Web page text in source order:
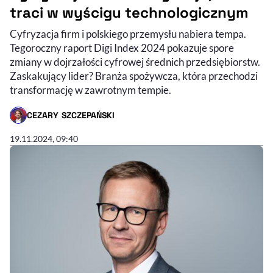
traci w wyścigu technologicznym
Cyfryzacja firm i polskiego przemysłu nabiera tempa.
Tegoroczny raport Digi Index 2024 pokazuje spore
zmiany w dojrzałości cyfrowej średnich przedsiębiorstw.
Zaskakujący lider? Branża spożywcza, która przechodzi
transformację w zawrotnym tempie.
CEZARY SZCZEPAŃSKI
- AUTOR ARTYKUŁU - PROFIL
19.11.2024, 09:40